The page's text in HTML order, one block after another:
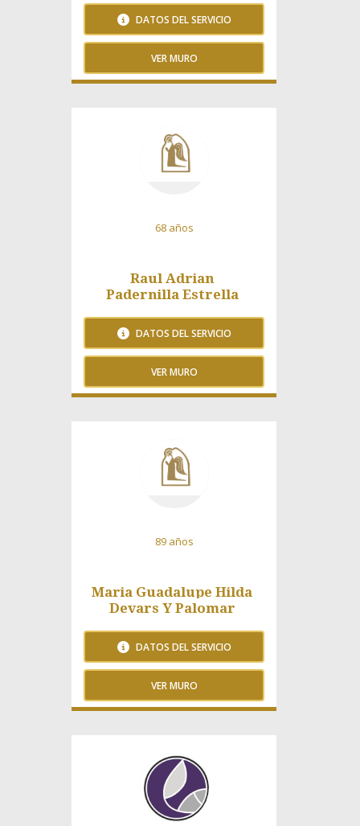
DATOS DEL SERVICIO
VER MURO
Raul Adrian
Padernilla Estrella
68 años
DATOS DEL SERVICIO
VER MURO
Maria Guadalupe Hilda
Devars Y Palomar
89 años
DATOS DEL SERVICIO
VER MURO